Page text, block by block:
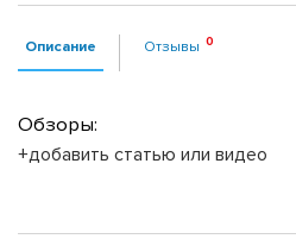
Описание Отзывы
Обзоры:
+добавить статью или видео